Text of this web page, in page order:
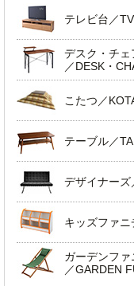
テレビ台／
デスク・チェ
／DESK・
こたつ／
テーブル／
デザイナーズ
キッズファ
ガーデンファ
／GARDEN